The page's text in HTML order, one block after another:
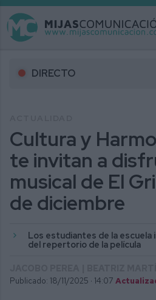
DIRECTO
Cultura y
te invitan a
musical de El
de diciembre
Los estudiantes de la
del repertorio de la película
Publicado: 18/11/2025 · 14:07